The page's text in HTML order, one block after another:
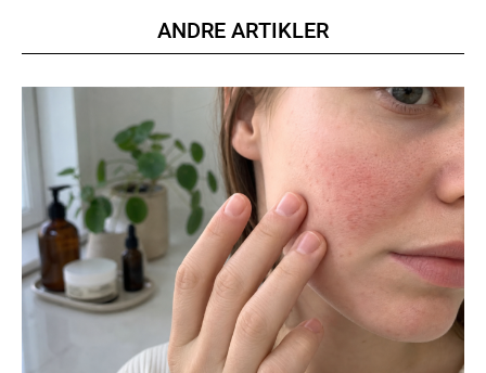
ANDRE ARTIKLER